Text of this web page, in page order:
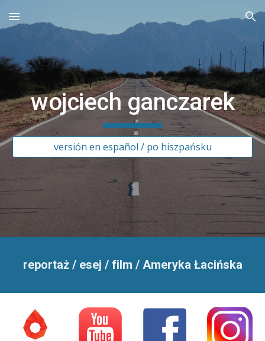
Skip to main content Skip to navigation
wojciech ganczarek
versión en español / po hiszpańsku
reportaż / esej / film / Ameryka Łacińska